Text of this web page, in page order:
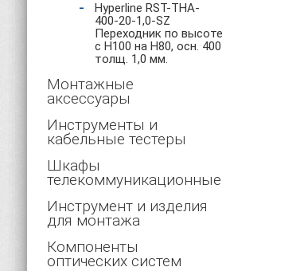
Hyperline RST-THA-
400-20-1,0-SZ
Переходник по высоте
c H100 на H80, осн. 400
толщ. 1,0 мм.
Монтажные
аксессуары
Инструменты и
кабельные тестеры
Шкафы
телекоммуникационные
Инструмент и изделия
для монтажа
Компоненты
оптических систем